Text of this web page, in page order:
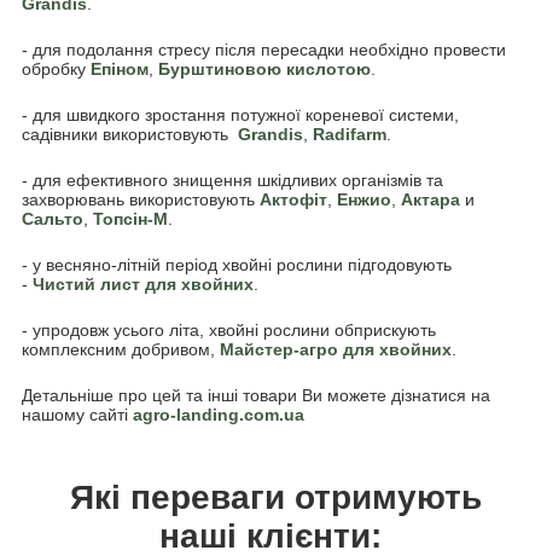
- для подолання стресу після пересадки необхідно провести
обробку Епіном Бурштиновою кислотою
- для швидкого зростання потужної кореневої системи,
садівники використовують Grandis Radifarm
- для ефективного знищення шкідливих організмів та
захворювань використовують Актофіт Енжио Актара и
Сальто Топсін-М
- у весняно-літній період хвойні рослини підгодовують
- Чистий лист для хвойних
- упродовж усього літа, хвойні рослини обприскують
комплексним добривом, Майстер-агро для хвойних
Детальніше про цей та інші товари Ви можете дізнатися на
нашому сайті agro-landing.com.ua
Які переваги отримують
наші клієнти: